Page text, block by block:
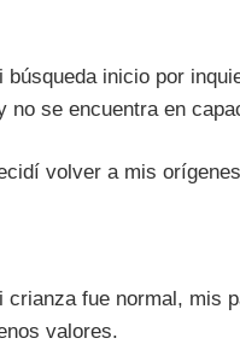
búsqueda inicio por
no se encuentra en
volver a mis
crianza fue normal, mis
valores.